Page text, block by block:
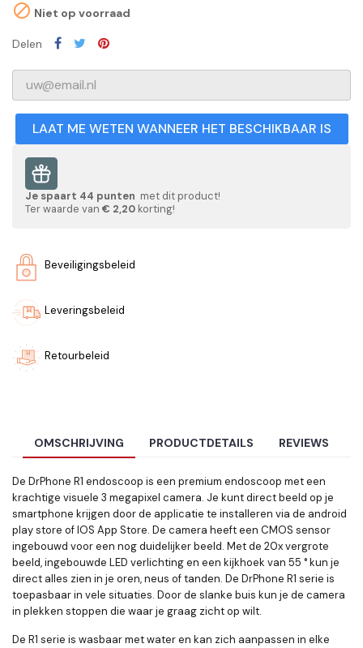
 Niet op voorraad
Delen
LAAT ME WETEN WANNEER HET BESCHIKBAAR IS
Je spaart 44 punten met dit product!
Ter waarde van € 2,20 korting!
Beveiligingsbeleid
Leveringsbeleid
Retourbeleid
OMSCHRIJVING PRODUCTDETAILS REVIEWS
De DrPhone R1 endoscoop is een premium endoscoop met een
krachtige visuele 3 megapixel camera. Je kunt direct beeld op je
smartphone krijgen door de applicatie te installeren via de android
play store of IOS App Store. De camera heeft een CMOS sensor
ingebouwd voor een nog duidelijker beeld. Met de 20x vergrote
beeld, ingebouwde LED verlichting en een kijkhoek van 55 ° kun je
direct alles zien in je oren, neus of tanden. De DrPhone R1 serie is
toepasbaar in vele situaties. Door de slanke buis kun je de camera
in plekken stoppen die waar je graag zicht op wilt.
De R1 serie is wasbaar met water en kan zich aanpassen in elke